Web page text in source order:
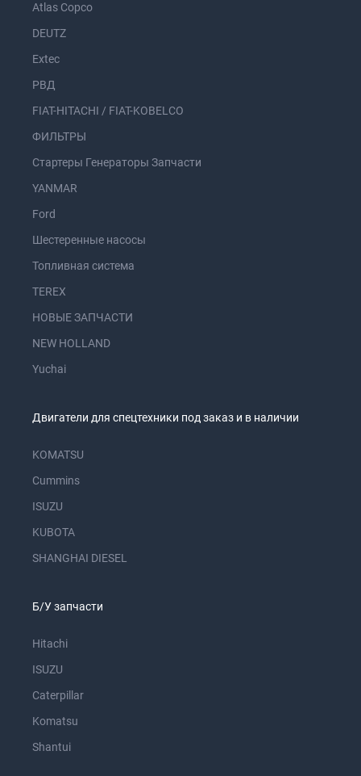
Atlas Copco
DEUTZ
Extec
РВД
FIAT-HITACHI / FIAT-KOBELCO
ФИЛЬТРЫ
Стартеры Генераторы Запчасти
YANMAR
Ford
Шестеренные насосы
Топливная система
TEREX
НОВЫЕ ЗАПЧАСТИ
NEW HOLLAND
Yuchai
Двигатели для спецтехники под заказ и в наличии
KOMATSU
Cummins
ISUZU
KUBOTA
SHANGHAI DIESEL
Б/У запчасти
Hitachi
ISUZU
Caterpillar
Komatsu
Shantui